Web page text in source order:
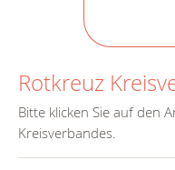
Rotkreuz
Bitte klicken Sie auf den
Kreisverbandes.